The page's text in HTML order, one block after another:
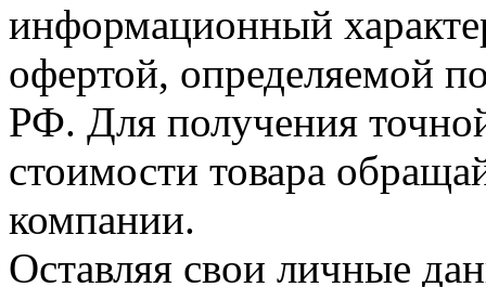
информационный
офертой, определяемой
РФ. Для получения
стоимости товара
компании.
Оставляя свои личные